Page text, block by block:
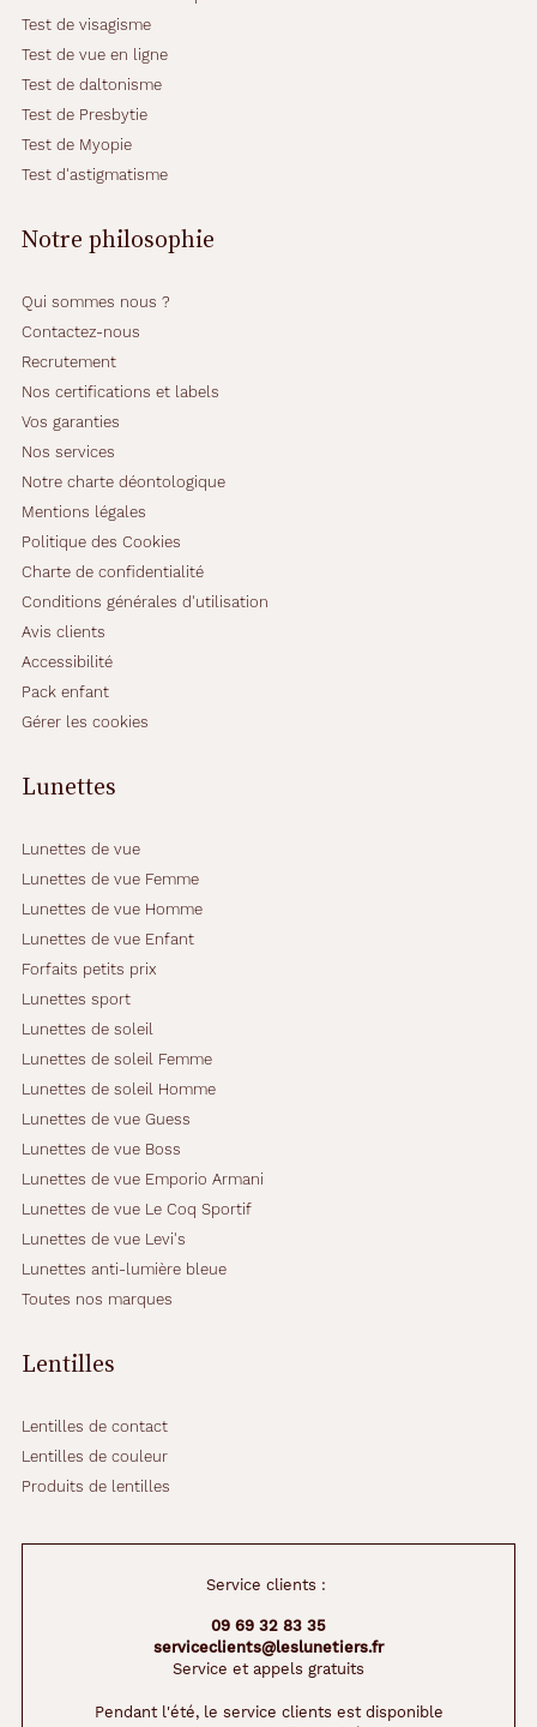
Test de visagisme
Test de vue en ligne
Test de daltonisme
Test de Presbytie
Test de Myopie
Test d'astigmatisme
Notre philosophie
Qui sommes nous ?
Contactez-nous
Recrutement
Nos certifications et labels
Vos garanties
Nos services
Notre charte déontologique
Mentions légales
Politique des Cookies
Charte de confidentialité
Conditions générales d'utilisation
Avis clients
Accessibilité
Pack enfant
Gérer les cookies
Lunettes
Lunettes de vue
Lunettes de vue Femme
Lunettes de vue Homme
Lunettes de vue Enfant
Forfaits petits prix
Lunettes sport
Lunettes de soleil
Lunettes de soleil Femme
Lunettes de soleil Homme
Lunettes de vue Guess
Lunettes de vue Boss
Lunettes de vue Emporio Armani
Lunettes de vue Le Coq Sportif
Lunettes de vue Levi's
Lunettes anti-lumière bleue
Toutes nos marques
Lentilles
Lentilles de contact
Lentilles de couleur
Produits de lentilles
Service clients :
09 69 32 83 35
serviceclients@leslunetiers.fr
Service et appels gratuits
Pendant l'été, le service clients est disponible